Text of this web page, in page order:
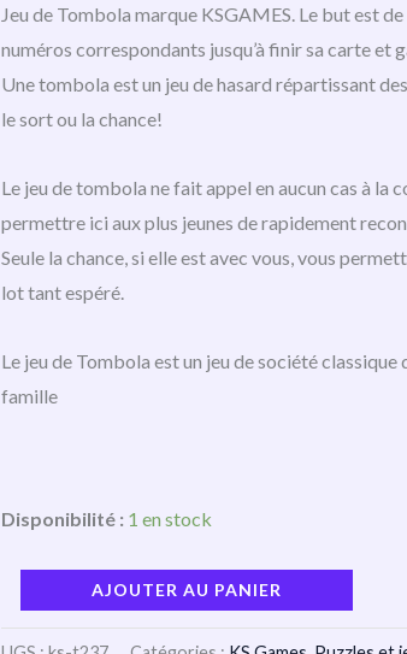
TND
40.000.
TND
Jeu de Tombola marque KSGAMES. Le but est
numéros correspondants jusqu’à finir sa carte et
Une tombola est un jeu de hasard répartissant
le sort ou la chance!
Le jeu de tombola ne fait appel en aucun cas à la
permettre ici aux plus jeunes de rapidement
Seule la chance, si elle est avec vous, vous
lot tant espéré.
Le jeu de Tombola est un jeu de société
famille
Disponibilité : 1 en stock
AJOUTER AU PANIER